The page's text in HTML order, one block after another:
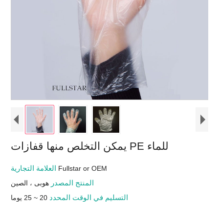
يمكن التخلص منها قفازات PE للماء
Fullstar or OEM
المنتج المصدر هوبى ، الصين
التسليم في الوقت المحدد 20 ~ 25 يوما